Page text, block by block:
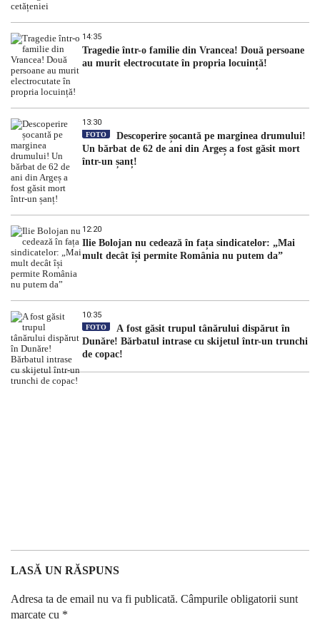
14:35
Tragedie într-o familie din Vrancea! Două persoane
au murit electrocutate în propria locuință!
13:30
FOTO
Descoperire șocantă pe marginea drumului!
Un bărbat de 62 de ani din Argeș a fost găsit mort
într-un șanț!
12:20
Ilie Bolojan nu cedează în fața sindicatelor: „Mai
mult decât își permite România nu putem da”
10:35
FOTO
A fost găsit trupul tânărului dispărut în
Dunăre! Bărbatul intrase cu skijetul într-un trunchi
de copac!
LASĂ UN RĂSPUNS
Adresa ta de email nu va fi publicată. Câmpurile obligatorii sunt
marcate cu *